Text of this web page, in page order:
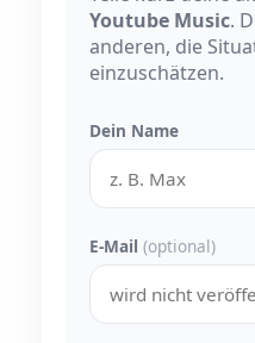
Youtube Music.
anderen, die
einzuschätzen.
Dein Name
E-Mail (optional)